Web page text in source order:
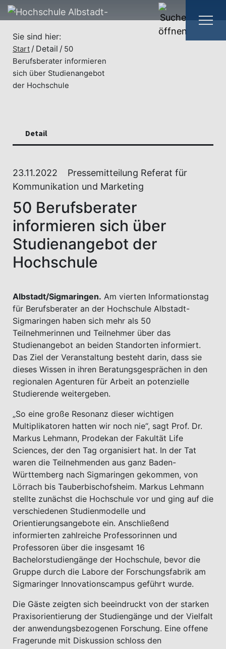
Sie sind hier:
Start Detail
50
Berufsberater informieren
sich über Studienangebot
der Hochschule
23.11.2022
Pressemitteilung Referat für
Kommunikation und Marketing
50 Berufsberater
informieren sich über
Studienangebot der
Hochschule
Albstadt/Sigmaringen. Am vierten Informationstag
für Berufsberater an der Hochschule Albstadt-
Sigmaringen haben sich mehr als 50
Teilnehmerinnen und Teilnehmer über das
Studienangebot an beiden Standorten informiert.
Das Ziel der Veranstaltung besteht darin, dass sie
dieses Wissen in ihren Beratungsgesprächen in den
regionalen Agenturen für Arbeit an potenzielle
Studierende weitergeben.
„So eine große Resonanz dieser wichtigen
Multiplikatoren hatten wir noch nie“, sagt Prof. Dr.
Markus Lehmann, Prodekan der Fakultät Life
Sciences, der den Tag organisiert hat. In der Tat
waren die Teilnehmenden aus ganz Baden-
Württemberg nach Sigmaringen gekommen, von
Lörrach bis Tauberbischofsheim. Markus Lehmann
stellte zunächst die Hochschule vor und ging auf die
verschiedenen Studienmodelle und
Orientierungsangebote ein. Anschließend
informierten zahlreiche Professorinnen und
Professoren über die insgesamt 16
Bachelorstudiengänge der Hochschule, bevor die
Gruppe durch die Labore der Forschungsfabrik am
Sigmaringer Innovationscampus geführt wurde.
Die Gäste zeigten sich beeindruckt von der starken
Praxisorientierung der Studiengänge und der Vielfalt
der anwendungsbezogenen Forschung. Eine offene
Fragerunde mit Diskussion schloss den
Detail